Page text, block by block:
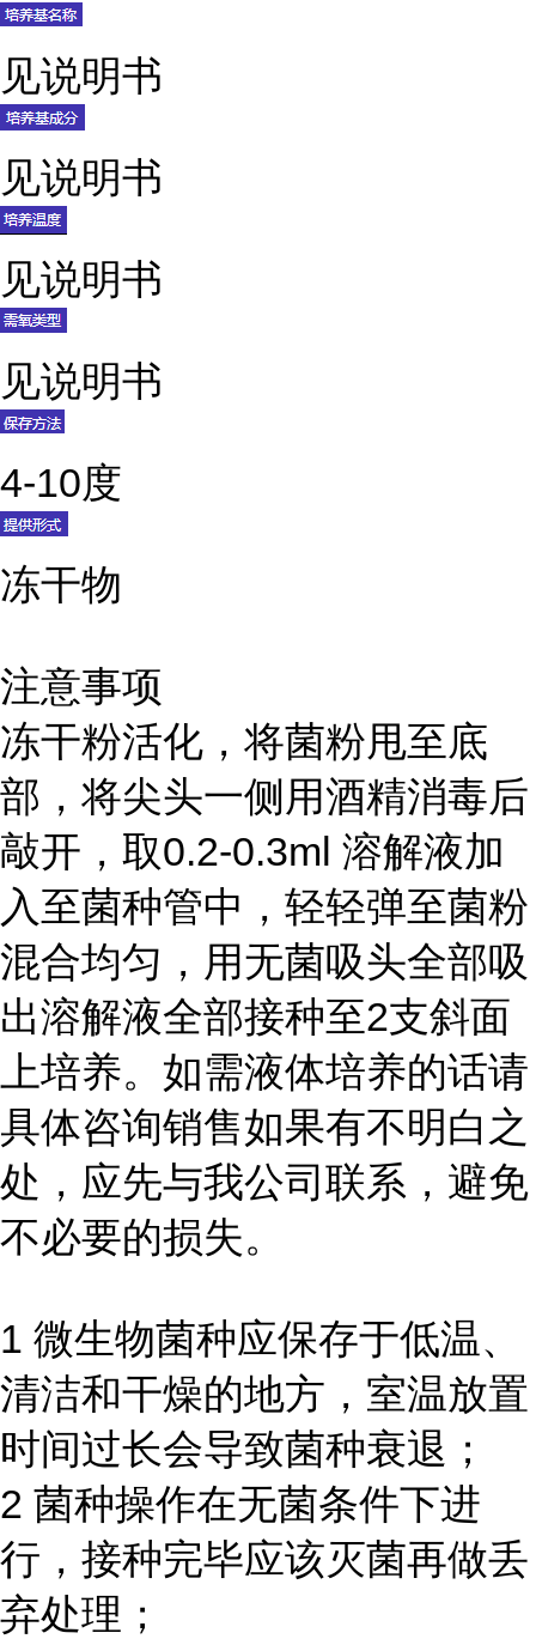
见说明书
见说明书
见说明书
见说明书
4-10度
冻干物
注意事项
冻干粉活化，将菌粉甩至底
部，将尖头一侧用酒精消毒后
敲开，取0.2-0.3ml 溶解液加
入至菌种管中，轻轻弹至菌粉
混合均匀，用无菌吸头全部吸
出溶解液全部接种至2支斜面
上培养。如需液体培养的话请
具体咨询销售如果有不明白之
处，应先与我公司联系，避免
不必要的损失。
1 微生物菌种应保存于低温、
清洁和干燥的地方，室温放置
时间过长会导致菌种衰退；
2 菌种操作在无菌条件下进
行，接种完毕应该灭菌再做丢
弃处理；